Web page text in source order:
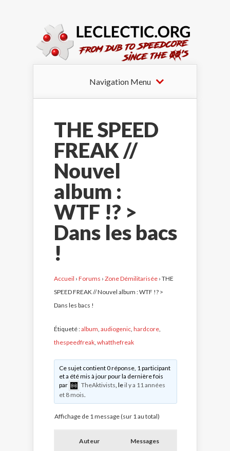
Navigation Menu
THE SPEED
FREAK //
Nouvel
album :
WTF !? >
Dans les bacs
!
Accueil › Forums › Zone Démilitarisée › THE
SPEED FREAK // Nouvel album : WTF !? >
Dans les bacs !
Étiqueté :album audiogenic hardcore
thespeedfreak whatthefreak
Ce sujet contient 0 réponse, 1 participant
et a été mis à jour pour la dernière fois
par
TheAktivists , leil y a 11 années
et 8 mois
Affichage de 1 message (sur 1 au total)
Auteur Messages